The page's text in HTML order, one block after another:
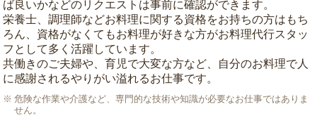
ば良いかなどのリクエストは事前に確認ができます。
栄養士、調理師などお料理に関する資格をお持ちの方はもち
ろん、資格がなくてもお料理が好きな方がお料理代行スタッ
フとして多く活躍しています。
共働きのご夫婦や、育児で大変な方など、自分のお料理で人
に感謝されるやりがい溢れるお仕事です。
危険な作業や介護など、専門的な技術や知識が必要なお仕事ではありま
せん。